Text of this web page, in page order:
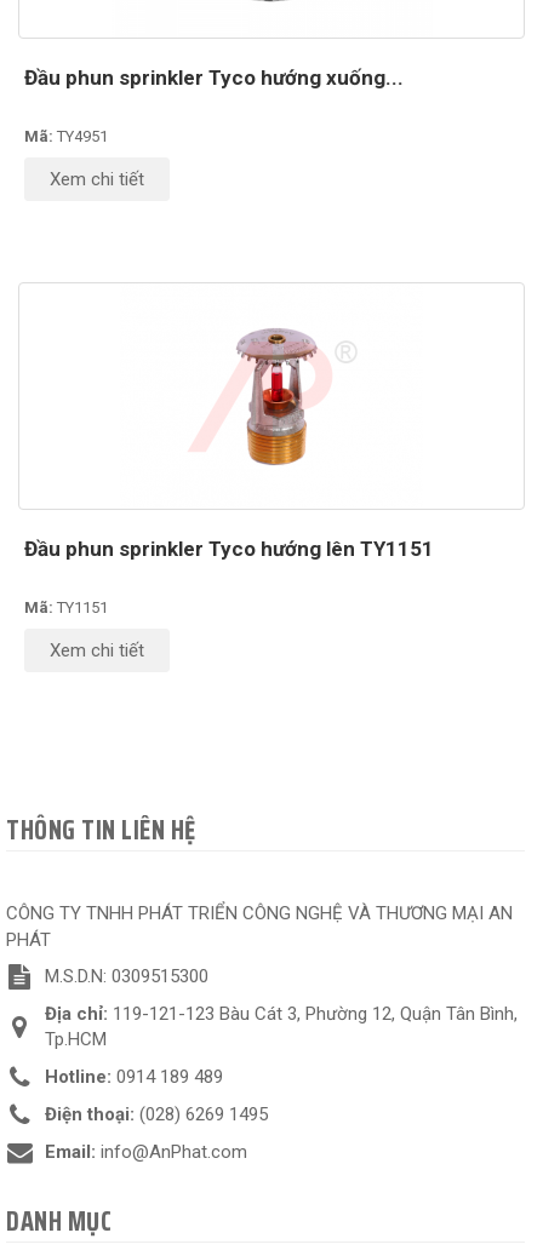
Đầu phun sprinkler Tyco hướng xuống...
Mã: TY4951
Xem chi tiết
Đầu phun sprinkler Tyco hướng lên TY1151
Mã: TY1151
Xem chi tiết
THÔNG TIN LIÊN HỆ
CÔNG TY TNHH PHÁT TRIỂN CÔNG NGHỆ VÀ THƯƠNG MẠI AN
PHÁT
M.S.D.N: 0309515300
Địa chỉ: 119-121-123 Bàu Cát 3, Phường 12, Quận Tân Bình,
Tp.HCM
Hotline: 0914 189 489
Điện thoại: (028) 6269 1495
Email: info@AnPhat.com
DANH MỤC